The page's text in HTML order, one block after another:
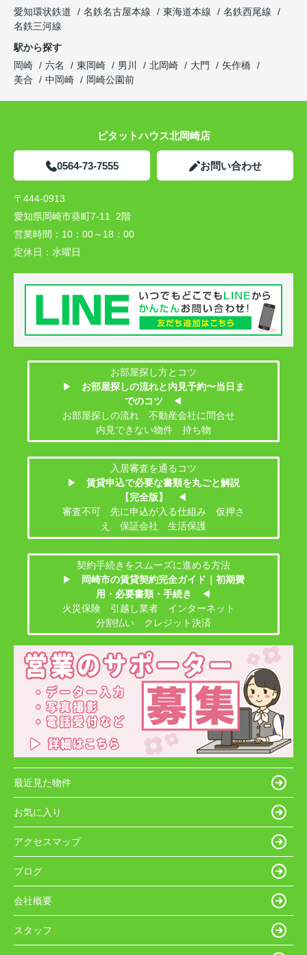
愛知環状鉄道
名鉄名古屋本線 東海道本線
名鉄西尾線
名鉄三河線
駅から探す
岡崎
六名 東岡崎 男川 北岡崎 大門
矢作橋
美合
中岡崎 岡崎公園前
ピタットハウス北岡崎店
0564-73-7555 お問い合わせ
〒444-0913
愛知県岡崎市葵町7-11 2階
営業時間： 10：00～18：00
定休日： 水曜日
お部屋探し方とコツ
▶
お部屋探しの流れと内見予約〜当日ま
でのコツ
◀
お部屋探しの流れ 不動産会社に問合せ
内見できない物件 持ち物
入居審査を通るコツ
▶
賃貸申込で必要な書類を丸ごと解説
【完全版】
◀
審査不可 先に申込が入る仕組み 仮押さ
え 保証会社 生活保護
契約手続きをスムーズに進める方法
▶
岡崎市の賃貸契約完全ガイド｜初期費
用・必要書類・手続き
◀
火災保険 引越し業者 インターネット
分割払い クレジット決済
最近見た物件
お気に入り
アクセスマップ
ブログ
会社概要
スタッフ